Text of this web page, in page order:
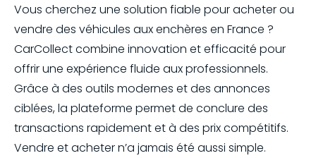
Vous cherchez une solution fiable pour acheter ou
vendre des véhicules aux enchères en France ?
CarCollect combine innovation et efficacité pour
offrir une expérience fluide aux professionnels.
Grâce à des outils modernes et des annonces
ciblées, la plateforme permet de conclure des
transactions rapidement et à des prix compétitifs.
Vendre et acheter n’a jamais été aussi simple.